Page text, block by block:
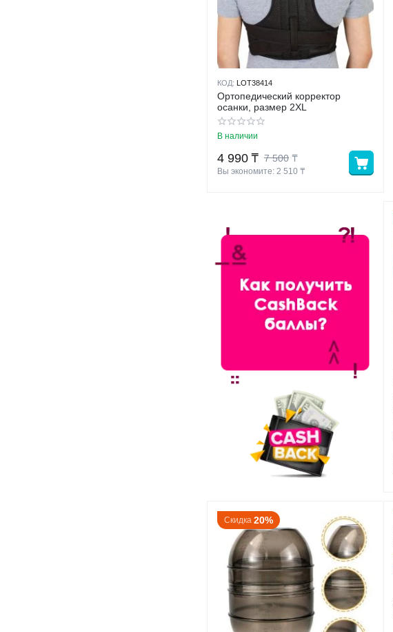
КОД: LOT38414
Ортопедический корректор
осанки, размер 2XL
В наличии
7 500 ₸
4 990 ₸
Вы экономите: 2 510 ₸
Скидка 20%